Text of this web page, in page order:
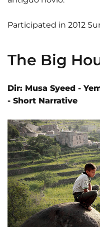
Participated in 2012
The Big
Dir: Musa Syeed -
- Short Narrative